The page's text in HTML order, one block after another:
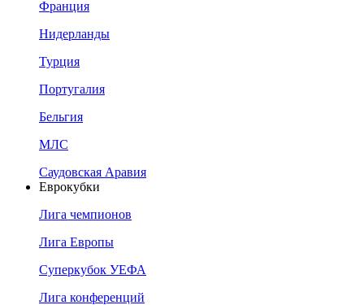
Франция
Нидерланды
Турция
Португалия
Бельгия
МЛС
Саудовская Аравия
Еврокубки
Лига чемпионов
Лига Европы
Суперкубок УЕФА
Лига конференций